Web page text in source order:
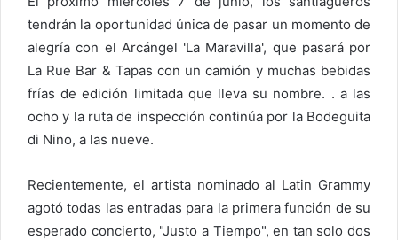
c
o
tendrán la oportunidad única de pasar un momento de
alegría con el Arcángel 'La Maravilla', que pasará por
La Rue Bar & Tapas con un camión y muchas bebidas
frías de edición limitada que lleva su nombre. . a las
ocho y la ruta de inspección continúa por la Bodeguita
di Nino, a las nueve.
Recientemente, el artista nominado al Latin Grammy
agotó todas las entradas para la primera función de su
esperado concierto, "Justo a Tiempo", en tan solo dos